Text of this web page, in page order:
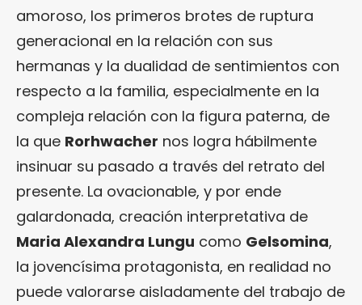
amoroso, los primeros brotes de ruptura
generacional en la relación con sus
hermanas y la dualidad de sentimientos con
respecto a la familia, especialmente en la
compleja relación con la figura paterna, de
la que Rorhwacher nos logra hábilmente
insinuar su pasado a través del retrato del
presente. La ovacionable, y por ende
galardonada, creación interpretativa de
Maria Alexandra Lungu como Gelsomina,
la jovencísima protagonista, en realidad no
puede valorarse aisladamente del trabajo de